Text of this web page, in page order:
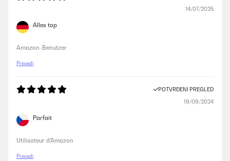
14/07/2025
Alles top
Amazon-Benutzer
Prevedi
POTVRĐENI PREGLED
19/09/2024
Parfait
Utilisateur d'Amazon
Prevedi